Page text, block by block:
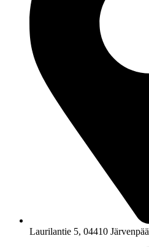
Laurilantie 5, 04410 Järvenpää